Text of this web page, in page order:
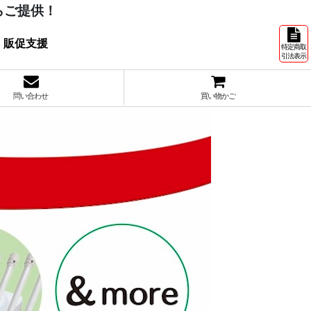
提供！
促支援
特定商取
引法表示
問い合わせ 買い物かご